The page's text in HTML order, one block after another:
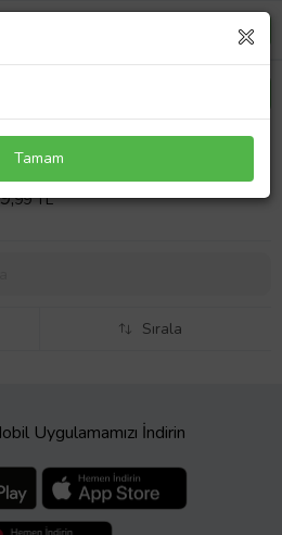
Emzik Zinciri - Emzik Askısı -
ÇSEZ017
%25 İndirim
99 TL
Sırala
Uygulamamızı İndirin
Tamam